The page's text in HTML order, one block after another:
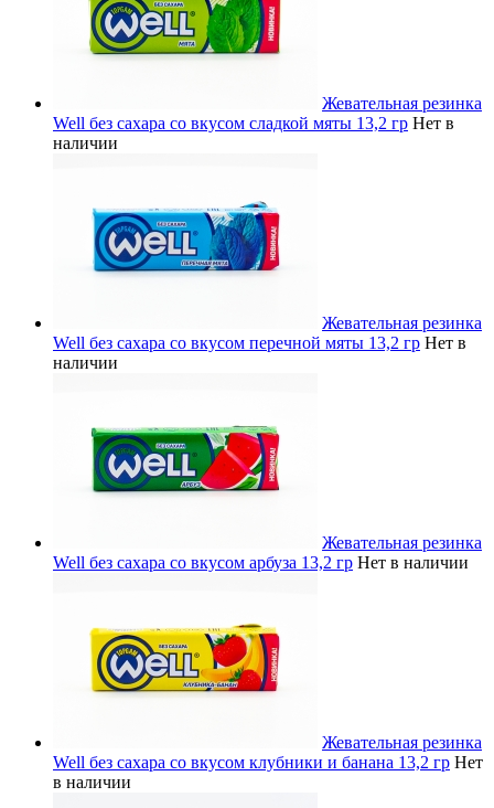
Жевательная резинка
Well без сахара со вкусом сладкой мяты 13,2 гр Нет в
наличии
Жевательная резинка
Well без сахара со вкусом перечной мяты 13,2 гр Нет в
наличии
Жевательная резинка
Well без сахара со вкусом арбуза 13,2 гр Нет в наличии
Жевательная резинка
Well без сахара со вкусом клубники и банана 13,2 гр Нет
в наличии